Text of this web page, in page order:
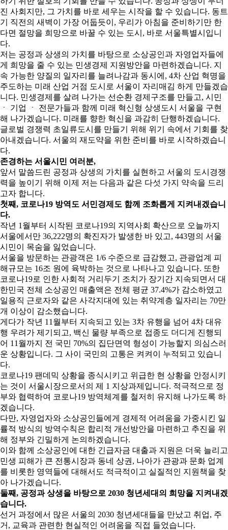
진 사회지만, 그 가치를 바로 세우는 시작을 할 수 있습니다. 동트
기 직전의 새벽이 가장 어둡듯이, 우리가 아침을 준비하기만 한
다면 절망을 희망으로 바꿀 수 있는 도시, 바로 서울특별시입니
다.
저는 공정과 상생의 가치를 바탕으로 소상공인과 자영업자들에
게 희망을 줄 수 있는 민생경제 지원방안을 마련하겠습니다. 지
속 가능한 양질의 일자리를 늘려나감과 동시에, 4차 산업 혁명을
주도하는 미래 산업 거점 도시로 서울이 자리매김 하게 만들겠습
니다. 민생경제를 살려 나가는 선순환 경제구조를 만들고, 시민
ㆍ 기업 ㆍ 전문가들과 함께 미래 혁신형 상생도시 서울을 구현
해 나가겠습니다. 미래를 향한 혁신을 과감히 단행하겠습니다.
글로벌 경쟁력 초일류도시를 만들기 위해 위기 속에서 기회를 찾
아내겠습니다. 서울의 재도약을 위한 준비를 바로 시작하겠습니
다.
존경하는 서울시민 여러분,
앞서 말씀드린 공정과 상생의 가치를 실현하고 서울의 도시경쟁
력을 높이기 위해 이제 저는 다음과 같은 다섯 가지 약속을 드리
고자 합니다.
첫째, 코로나19 방역도 서민경제도 함께 조화롭게 지켜내겠습니
다.
작년 1월부터 시작된 코로나19의 지역사회 확산으로 오늘까지
서울에서만 36,222명의 확진자가 발생한 바 있고, 443명의 서울
시민이 목숨을 잃었습니다.
서울을 방문하는 관광객은 1/6 수준으로 급감했고, 관광업계 피
해규모는 16조 원에 육박하는 것으로 나타나고 있습니다. 또한
코로나19로 인한 사회적 거리두기 조치가 장기간 지속되면서 대
한민국 전체 소상공인 매출액은 전체 평균 37.4%가 감소하였고
일용직 근로자와 같은 사각지대에 있는 취약계층 일자리는 70만
개 이상이 감소했습니다.
게다가 작년 11월부터 지속되고 있는 3차 유행을 넘어 4차 대유
행 우려가 제기되고, 백신 물량 부족으로 접종도 더디게 진행되
어 11월까지 전 국민 70%의 집단면역 형성이 가능할지 의심스러
운 상황입니다. 그 사이 국민의 고통은 켜켜이 누적되고 있습니
다.
코로나19 팬데믹 상황을 종식시키고 위급한 현 상황을 안정시키
는 것이 서울시장으로서의 제 1 지상과제입니다. 적극적으로 정
부와 협력하여 코로나19 방역체계를 철저히 유지해 나가도록 하
겠습니다.
다만, 자영업자와 소상공인들에게 경제적 어려움을 가중시킨 일
률적 방식의 방역수칙은 합리적 개선방안을 마련하고 추진을 위
해 정부와 긴밀하게 논의하겠습니다.
이와 함께 소상공인에 대한 긴급자금 대출과 지원은 더욱 늘리고
민생 피해가 큰 전통시장과 동네 상권, 나아가 관광과 문화 업계
를 비롯한 영역들에 대해서도 적극적이고 실질적인 지원책을 찾
아 나가겠습니다.
둘째, 공정과 상생을 바탕으로 2030 청년세대의 희망을 지켜내겠
습니다.
선거 과정에서 많은 서울의 2030 청년세대들을 만났고 취업, 주
거, 교육과 관련한 현실적인 어려움을 직접 들었습니다.